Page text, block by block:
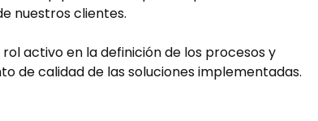
nuestros clientes.
rol activo en la definición de los procesos y
de calidad de las soluciones implementadas.